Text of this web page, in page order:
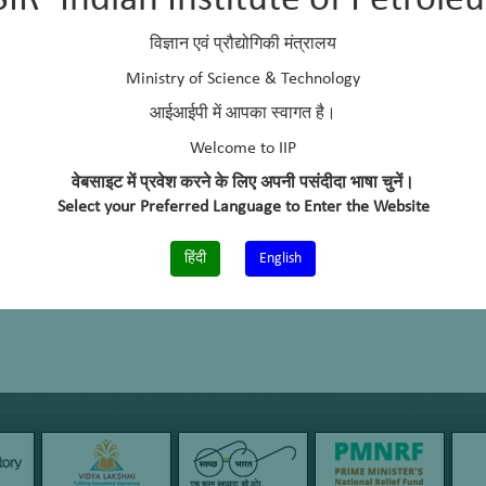
विज्ञान एवं प्रौद्योगिकी मंत्रालय
Ministry of Science & Technology
आईआईपी में आपका स्वागत है।
Welcome to IIP
वेबसाइट में प्रवेश करने के लिए अपनी पसंदीदा भाषा चुनें।
Select your Preferred Language to Enter the Website
हिंदी English